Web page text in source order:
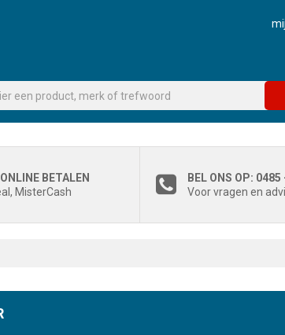
BETALEN
MisterCash
BEL ONS OP:
Voor vragen en